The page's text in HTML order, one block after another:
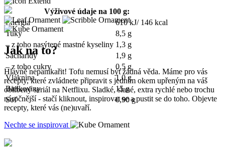
Výživové údaje na 100 g:
Energia
610 kJ/ 146 kcal
Tuky
8,5 g
– z toho nasýtené mastné kyseliny 1,3 g
Sacharidy
1,9 g
– z toho cukry
0,5 g
Vláknina
1,0 g
Bielkoviny
15 g
Soľ
0,90 g
Jak na to?
Hlavně nepanikařit! Tofu nemusí být žádná věda. Máme pro vás
recepty, které zvládnete připravit s jedním okem upřeným na váš
oblíbený seriál na Netflixu. Sladké, slané, extra rychlé nebo trochu
náročnější - stačí kliknout, inspirovat se a pustit se do toho. Objevte
recepty, které vás (ne)uvaří.
Nechte se inspirovat